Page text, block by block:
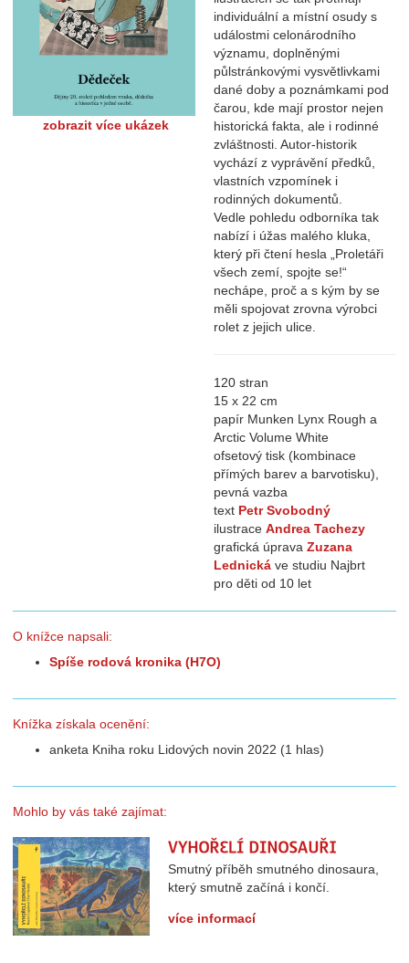
zobrazit více ukázek
individuální a místní osudy s
událostmi celonárodního
významu, doplněnými
půlstránkovými vysvětlivkami
dané doby a poznámkami pod
čarou, kde mají prostor nejen
historická fakta, ale i rodinné
zvláštnosti. Autor-historik
vychází z vyprávění předků,
vlastních vzpomínek i
rodinných dokumentů.
Vedle pohledu odborníka tak
nabízí i úžas malého kluka,
který při čtení hesla „Proletáři
všech zemí, spojte se!“
nechápe, proč a s kým by se
měli spojovat zrovna výrobci
rolet z jejich ulice.
120 stran
15 x 22 cm
papír Munken Lynx Rough a
Arctic Volume White
ofsetový tisk (kombinace
přímých barev a barvotisku),
pevná vazba
text Petr Svobodný
ilustrace Andrea Tachezy
grafická úprava Zuzana
Lednická ve studiu Najbrt
pro děti od 10 let
O knížce napsali:
Spíše rodová kronika (H7O)
Knížka získala ocenění:
anketa Kniha roku Lidových novin 2022 (1 hlas)
Mohlo by vás také zajímat:
Smutný příběh smutného dinosaura,
který smutně začíná i končí.
více informací